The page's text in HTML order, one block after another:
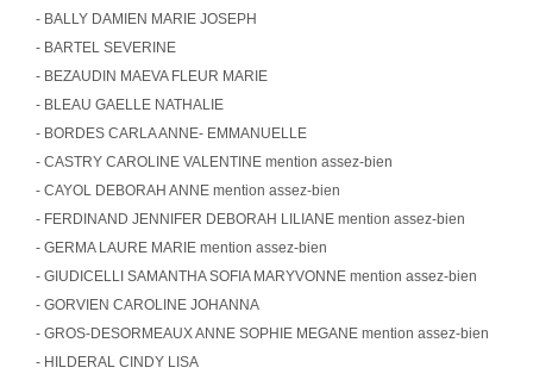
- BALLY DAMIEN MARIE JOSEPH
- BARTEL SEVERINE
- BEZAUDIN MAEVA FLEUR MARIE
- BLEAU GAELLE NATHALIE
- BORDES CARLA ANNE- EMMANUELLE
- CASTRY CAROLINE VALENTINE mention assez-bien
- CAYOL DEBORAH ANNE mention assez-bien
- FERDINAND JENNIFER DEBORAH LILIANE mention assez-bien
- GERMA LAURE MARIE mention assez-bien
- GIUDICELLI SAMANTHA SOFIA MARYVONNE mention assez-bien
- GORVIEN CAROLINE JOHANNA
- GROS-DESORMEAUX ANNE SOPHIE MEGANE mention assez-bien
- HILDERAL CINDY LISA